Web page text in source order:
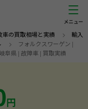
の買取相場と実績 > 輸入
>
フォルクスワーゲン |
阜県 | 故障車 | 買取実績
円